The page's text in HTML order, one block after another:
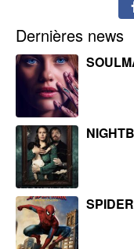
Dernières news